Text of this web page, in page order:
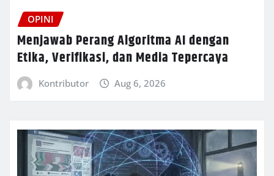
OPINI
Menjawab Perang Algoritma AI dengan
Etika, Verifikasi, dan Media Tepercaya
Kontributor Aug 6, 2026